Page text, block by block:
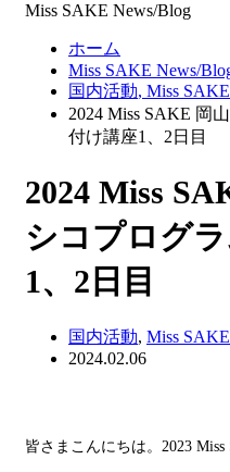
Miss SAKE News/Blog
ホーム
Miss SAKE News/
国内活動, Miss
2024 Miss SAKE 岡
付け講座1、2日目
2024 Miss
シコプログ
1、2日目
国内活動, Miss
2024.02.06
皆さまこんにちは。2023